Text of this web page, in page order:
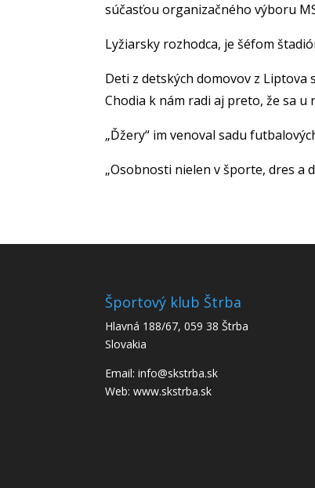
súčasťou organizačného výboru
Lyžiarsky rozhodca, je šéfom
Deti z detských domovov z
Chodia k nám radi aj preto, že sa
„Ďžery“ im venoval sadu
„Osobnosti nielen v športe, dres a
Športový klub Štrba
Hlavná 188/67, 059 38 Štrba
Slovakia
Email: info@skstrba.sk
Web: www.skstrba.sk